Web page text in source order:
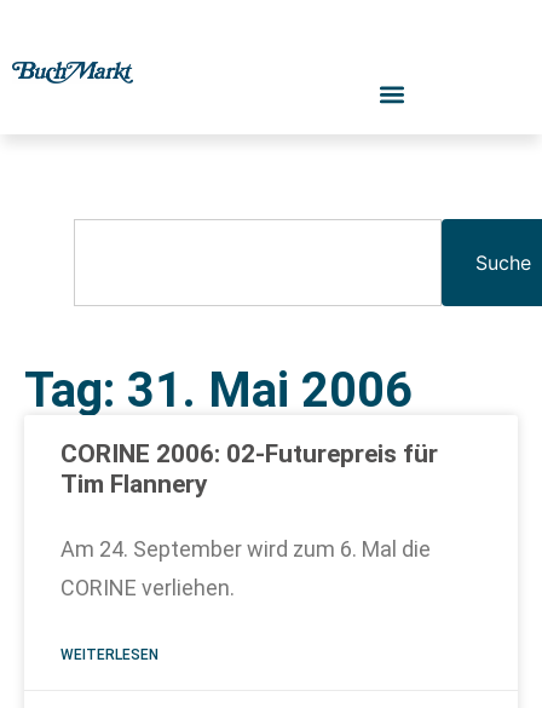
Suche
Tag: 31. Mai 2006
CORINE 2006: 02-Futurepreis für
Tim Flannery
Am 24. September wird zum 6. Mal die
CORINE verliehen.
WEITERLESEN